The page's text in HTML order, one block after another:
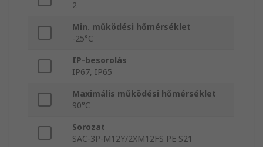
2
Min. működési hőmérséklet
-25°C
IP-besorolás
IP67, IP65
Maximális működési hőmérséklet
90°C
Sorozat
SAC-3P-M12Y/2XM12FS PE S21